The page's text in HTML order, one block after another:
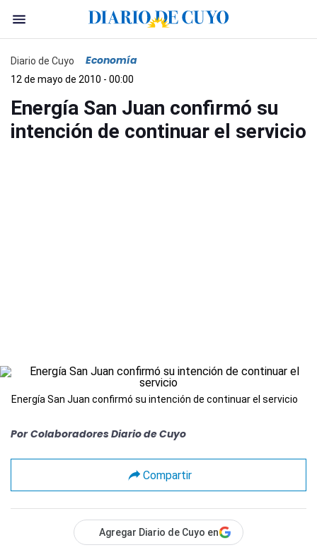
Diario de Cuyo Economía
12 de mayo de 2010 - 00:00
Energía San Juan confirmó su
intención de continuar el servicio
Energía San Juan confirmó su intención de continuar el servicio
Por Colaboradores Diario de Cuyo
Compartir
Agregar Diario de Cuyo en